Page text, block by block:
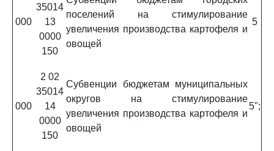
000
35014
13
0000
150
поселений на стимулирование
увеличения производства картофеля и
овощей
5
000
2 02
35014
14
0000
150
Субвенции бюджетам муниципальных
округов на стимулирование
увеличения производства картофеля и
овощей
5";